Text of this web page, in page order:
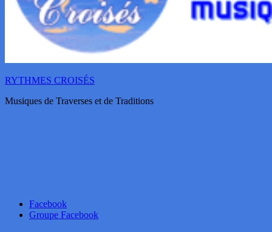
RYTHMES CROISÉS
Musiques de Traverses et de Traditions
Facebook
Groupe Facebook